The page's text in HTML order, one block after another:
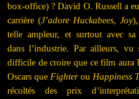
box-office) ? David O. Russell a eu
carrière (J’adore Huckabees, Joy
telle ampleur, et surtout avec sa
dans l’industrie. Par ailleurs, vu
difficile de croire que ce film aura
Oscars que Fighterou Happiness
récoltés des prix